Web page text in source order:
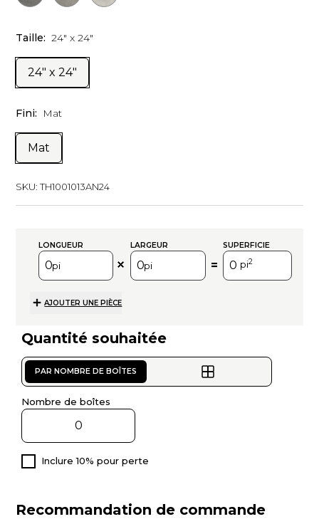
Taille: 24" x 24"
24" x 24"
Fini: Mat
Mat
SKU:TH1001013AN24
Quantité souhaitée
PAR NOMBRE DE BOÎTES
Nombre de boîtes
Inclure 10% pour perte
LONGUEUR LARGEUR SUPERFICIE
pi pi = pi2
AJOUTER UNE PIÈCE
Recommandation de commande